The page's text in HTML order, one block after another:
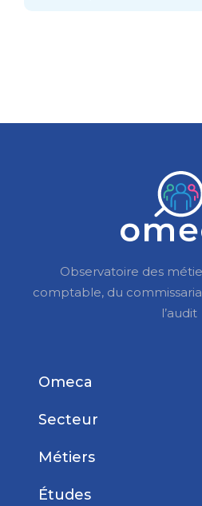
Observatoire des
comptable, du
l’audit
Omeca
Secteur
Métiers
Études